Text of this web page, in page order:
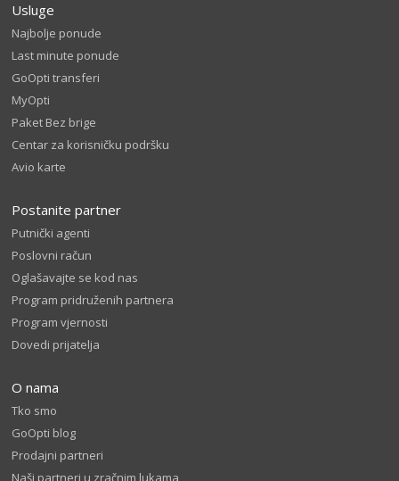
Usluge
Najbolje ponude
Last minute ponude
GoOpti transferi
MyOpti
Paket Bez brige
Centar za korisničku podršku
Avio karte
Postanite partner
Putnički agenti
Poslovni račun
Oglašavajte se kod nas
Program pridruženih partnera
Program vjernosti
Dovedi prijatelja
O nama
Tko smo
GoOpti blog
Prodajni partneri
Naši partneri u zračnim lukama